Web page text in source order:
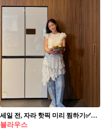
세일 전, 자라 핫픽 미리 찜하기✅❤️‍🔥 셀럽 자라룩으로 스타일 업그레이드하세요 지금 참고 가능한 셀럽이 선택한 자라템입니다. 1. 프릴 레이스 원피스, 5만 원대 기은세가 입은 레이스 원피스는 올해의 트렌드인 보호시크 무드가 담겨있는 옷으로, 미디 기장에 프릴 디테일이 더해져 여성스러움을 살렸습니다. 데님 팬츠 위에 레이어드하면 캐주얼하면서 믹스매치 스타일링을 완성할 수 있습니다. 2. 레이스 콤비 블라우스, 5만 원대 박보영이 착용한 블라우스는 인기템으로, 하이넥과 레이스 트리밍, 프릴 마감 밑단이 특징입니다. 심플한 반바지나 데님 팬츠와 매치해 청순하면서도 단정한 스타일을 연출할 수 있습니다. 3. 진 와이드 레그 하이웨스트, 5만 원대 크리스탈이 선택한 데님 팬츠는 가성비템으로, 아래로 떨어질수록 넓게 퍼지는 핏입니다. 크리스탈처럼 무지 티에 매치하면 다리를 더욱 길어 보이게 하며 시크하고 세련된 무드를 연출할 수 있습니다. 자라 25 여름 시즌오프 -일정: 온라인 6월 19일 21시, 오프라인 6월 20일 각 매장 오픈 시간
블라우스